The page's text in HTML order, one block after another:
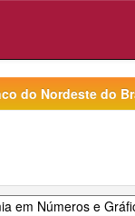
do Nordeste do